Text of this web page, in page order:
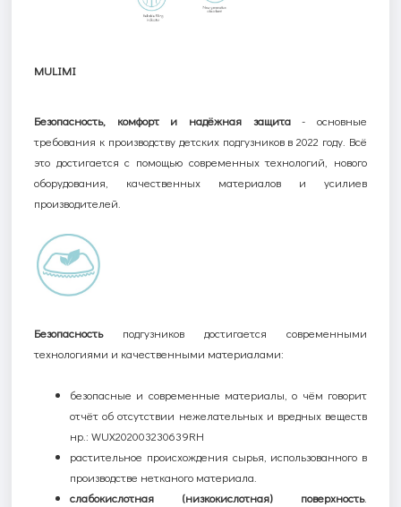
MULIMI
Безопасность, комфорт и надёжная защита- основные
требования к производствудетских подгузников в 2022 году. Всё
это достигается с помощью современных технологий, нового
оборудования, качественных материалов и усилиев
производителей.
Безопасность подгузников достигается современными
технологиями и качественными материалами:
безопасные и современные материалы, о чём говорит
отчёт об отсутствии нежелательных и вредных веществ
нр.: WUX202003230639RH
растительное происхождения сырья, использованного в
производстве нетканого материала.
слабокислотная (низкокислотная) поверхность.